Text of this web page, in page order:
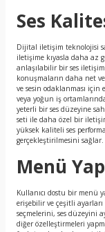
Ses
Dijital iletişim teknolojisi
iletişime kıyasla daha az
anlaşılabilir bir ses
konuşmaların daha net
ve sesin odaklanması
veya yoğun iş
yeterli bir ses düzeyine
seti ile daha özel bir
yüksek kaliteli ses
gerçekleştirilmesini sağlar.
Menü
Kullanıcı dostu bir menü
erişebilir ve çeşitli
seçmelerini, ses düzeyini
diğer özelleştirmeleri